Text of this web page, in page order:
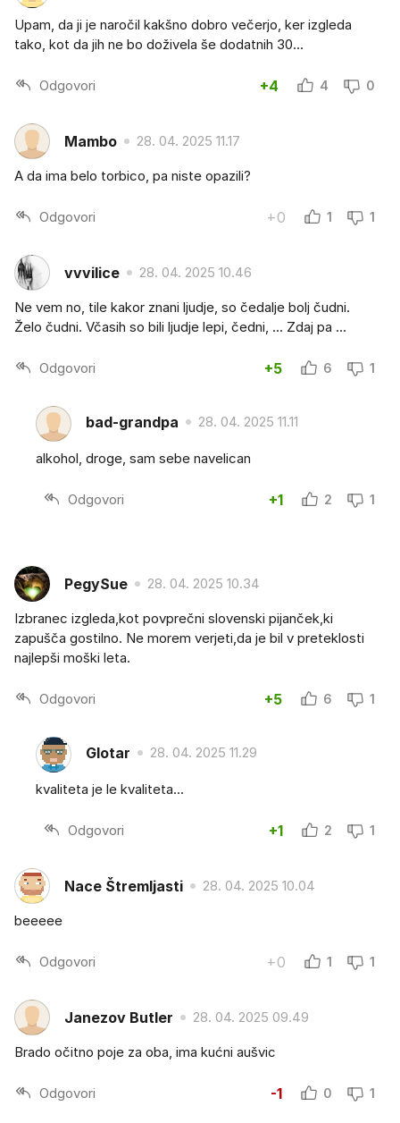
Upam, da ji je naročil kakšno dobro večerjo, ker izgleda
tako, kot da jih ne bo doživela še dodatnih 30...
Odgovori +4 4 0
Mambo 28. 04. 2025 11.17
A da ima belo torbico, pa niste opazili?
Odgovori +0 1 1
vvvilice 28. 04. 2025 10.46
Ne vem no, tile kakor znani ljudje, so čedalje bolj čudni.
Želo čudni. Včasih so bili ljudje lepi, čedni, ... Zdaj pa ...
Odgovori +5 6 1
bad-grandpa 28. 04. 2025 11.11
alkohol, droge, sam sebe navelican
Odgovori +1 2 1
PegySue 28. 04. 2025 10.34
Izbranec izgleda,kot povprečni slovenski pijanček,ki
zapušča gostilno. Ne morem verjeti,da je bil v preteklosti
najlepši moški leta.
Odgovori +5 6 1
Glotar 28. 04. 2025 11.29
kvaliteta je le kvaliteta...
Odgovori +1 2 1
Nace Štremljasti 28. 04. 2025 10.04
beeeee
Odgovori +0 1 1
Janezov Butler 28. 04. 2025 09.49
Brado očitno poje za oba, ima kućni aušvic
Odgovori -1 0 1